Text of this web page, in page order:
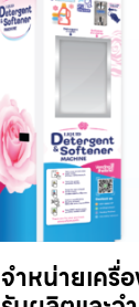
จำหน่ายเครื่